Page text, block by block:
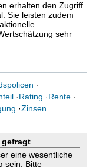
erhalten den Zugriff
Sie leisten zudem
sehr
·
·Rating ·Rente ·
·Zinsen
gefragt
eine wesentliche
sein. Bitte